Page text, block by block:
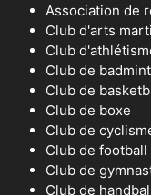
Association de
Club d'arts
Club
Club de
Club de
Club de boxe
Club de
Club de football
Club de
Club de